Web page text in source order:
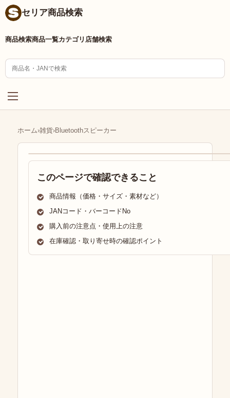
セリア商品検索
商品検索商品一覧カテゴリ 店舗検索
ホーム›雑貨›Bluetoothスピーカー
このページで確認できること
商品情報（価格・サイズ・素材など）
JANコード・バーコードNo
購入前の注意点・使用上の注意
在庫確認・取り寄せ時の確認ポイント